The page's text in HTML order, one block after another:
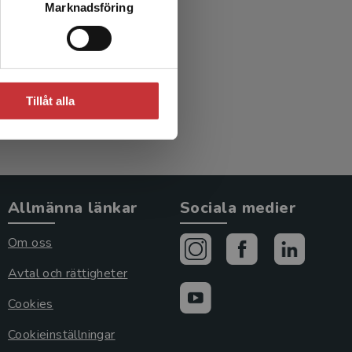
Marknadsföring
Tillåt alla
Allmänna länkar
Om oss
Avtal och rättigheter
Cookies
Cookieinställningar
Sociala medier